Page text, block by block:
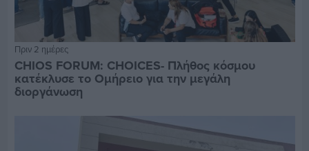
Πριν 2 ημέρες
CHIOS FORUM: CHOICES- Πλήθος κόσμου
κατέκλυσε το Ομήρειο για την μεγάλη
διοργάνωση